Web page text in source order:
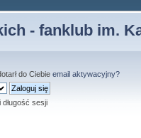
- fanklub im.
do Ciebieemail aktywacyjny?
sesji